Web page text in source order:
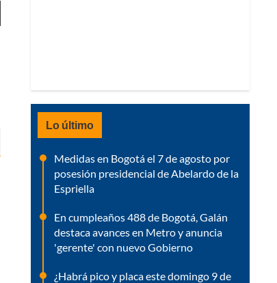
Lo último
Medidas en Bogotá el 7 de agosto por
posesión presidencial de Abelardo de la
Espriella
En cumpleaños 488 de Bogotá, Galán
destaca avances en Metro y anuncia
'gerente' con nuevo Gobierno
¿Habrá pico y placa este domingo 9 de